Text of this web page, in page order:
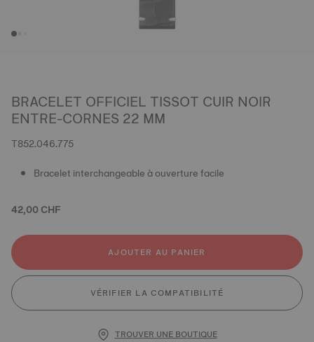
BRACELET OFFICIEL TISSOT CUIR NOIR
ENTRE-CORNES 22 MM
T852.046.775
Bracelet interchangeable à ouverture facile
42,00 CHF
AJOUTER AU PANIER
VÉRIFIER LA COMPATIBILITÉ
TROUVER UNE BOUTIQUE